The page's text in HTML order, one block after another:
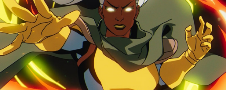
GALERIE
DISKUZE
STATISTIKY
TIRÁŽ